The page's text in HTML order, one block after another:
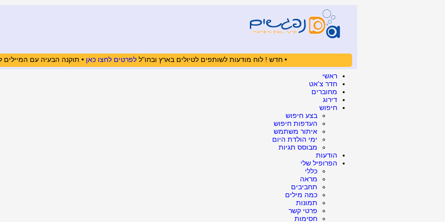
• חדש ! לוח מודעות לשותפים לטיולים בארץ ובחו"ללפרטים לחצו כאן • תוקנה הבעיה עם
ראשי
חדר צ'אט
מחוברים
דירוג
חיפוש
בצע חיפוש
העדפות חיפוש
איתור משתמש
ימי הולדת היום
מבוסס תגיות
הודעות
הפרופיל שלי
כללי
מראה
תחביבים
כמה מילים
תמונות
פרטי קשר
חסימות